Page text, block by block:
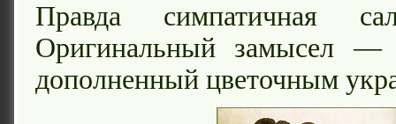
Правда симпатичная
Оригинальный замысел —
дополненный цветочным